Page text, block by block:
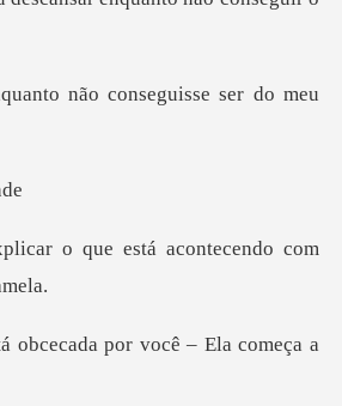
to não conseguisse ser
que está acontecendo com
á obcecada por você